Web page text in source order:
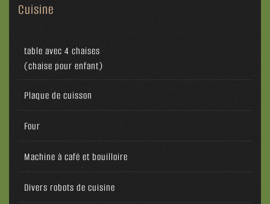
Cuisine
table avec 4 chaises
(chaise pour enfant)
Plaque de cuisson
Four
Machine à café et bouilloire
Divers robots de cuisine